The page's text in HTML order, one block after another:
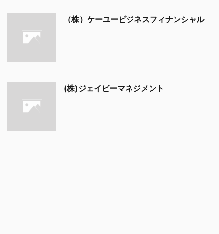
（株）ケーユービジネスフィナンシャル
(株)ジェイピーマネジメント